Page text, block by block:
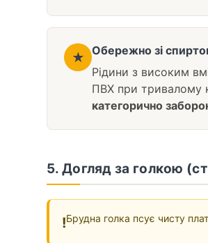
★ Обережно зі
Рідини з високим
ПВХ при тривалому
категорично
5. Догляд за голкою
!Брудна голка псує чисту